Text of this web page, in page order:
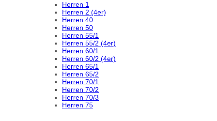
Herren 1
Herren 2 (4er)
Herren 40
Herren 50
Herren 55/1
Herren 55/2 (4er)
Herren 60/1
Herren 60/2 (4er)
Herren 65/1
Herren 65/2
Herren 70/1
Herren 70/2
Herren 70/3
Herren 75